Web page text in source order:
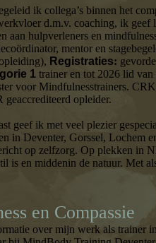
ik collega’s binnen het
d.m.v. coaching, ik geef
aan hulpverleners en
mentor en
Registraties:
1trainer en tot 2026 lid van
voor Mindfulnesstrainers.
geaccrediteerd opleider.
geef ik met veel plezier
in Deventer, Gorssel, Lochem
op zelfzorg. Op plekken in
is en middenin de natuur. Met
en Compassie
over mijn werk als trainer